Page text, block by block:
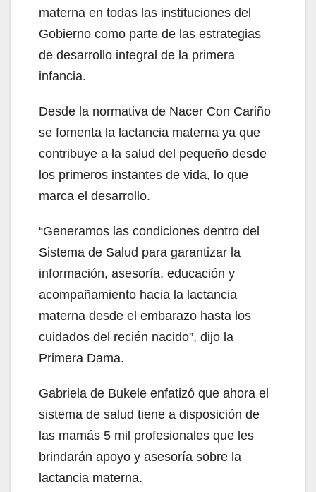
materna en todas las instituciones del
Gobierno como parte de las estrategias
de desarrollo integral de la primera
infancia.
Desde la normativa de Nacer Con Cariño
se fomenta la lactancia materna ya que
contribuye a la salud del pequeño desde
los primeros instantes de vida, lo que
marca el desarrollo.
“Generamos las condiciones dentro del
Sistema de Salud para garantizar la
información, asesoría, educación y
acompañamiento hacia la lactancia
materna desde el embarazo hasta los
cuidados del recién nacido”, dijo la
Primera Dama.
Gabriela de Bukele enfatizó que ahora el
sistema de salud tiene a disposición de
las mamás 5 mil profesionales que les
brindarán apoyo y asesoría sobre la
lactancia materna.